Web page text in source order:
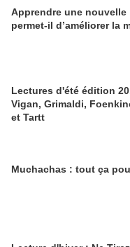
Apprendre une nouvelle
permet-il d’améliorer la
Lectures d'été édition
Vigan, Grimaldi,
et Tartt
Muchachas : tout ça